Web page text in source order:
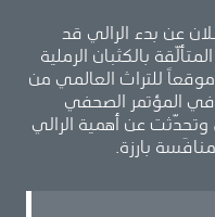
عن بدء الرالي قد
بالكثبان الرملية
موقعاً للتراث العالمي من
المؤتمر الصحفي
عن أهمية الرالي
بارزة.